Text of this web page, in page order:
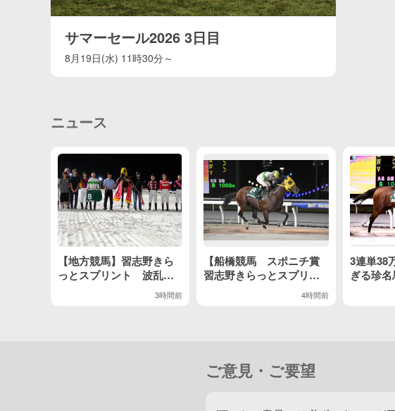
サマーセール2026 3日目
8月19日(水) 11時30分～
ニュース
【地方競馬】習志野きら
っとスプリント 波乱決
着！１１番人気のメンコ
イボクチャンが差し切り
3時間前
【船橋競馬 スポニチ賞
習志野きらっとスプリン
ト】伏兵メンコイボクチ
ャンがV 41歳庄司騎手は
4時間前
3連単38
ぎる珍
回予想
「どう
ご意見・ご要望